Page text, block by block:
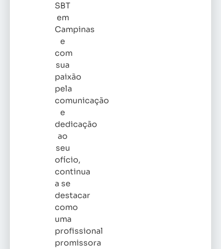
SBT
em
Campinas
e
com
sua
paixão
pela
comunicação
e
dedicação
ao
seu
ofício,
continua
a se
destacar
como
uma
profissional
promissora